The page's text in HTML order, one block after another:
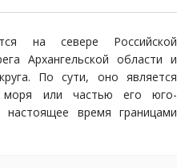
на севере Российской
Архангельской области и
По сути, оно является
моря или частью его юго-
время границами
с востока - острова Вайгач,